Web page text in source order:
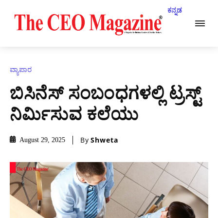
ಕನ್ನಡ
ವ್ಯಾಪಾರ
ಬಿಸಿನೆಸ್ ಸಂಬಂಧಗಳಲ್ಲಿ ಟ್ರಸ್ಟ್
ನಿರ್ಮಿಸುವ ಕಲೆಯು
August 29, 2025 By Shweta